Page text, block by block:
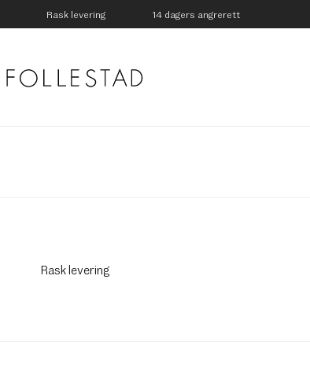
Rask levering 14 dagers angrerett
Rask levering